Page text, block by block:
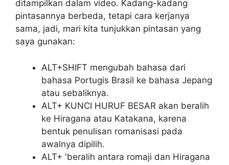
ditampilkan dalam video. Kadang-kadang
pintasannya berbeda, tetapi cara kerjanya
sama, jadi, mari kita tunjukkan pintasan yang
saya gunakan:
ALT+SHIFT mengubah bahasa dari
bahasa Portugis Brasil ke bahasa Jepang
atau sebaliknya.
ALT+ KUNCI HURUF BESAR akan beralih
ke Hiragana atau Katakana, karena
bentuk penulisan romanisasi pada
awalnya dipilih.
ALT+ 'beralih antara romaji dan Hiragana